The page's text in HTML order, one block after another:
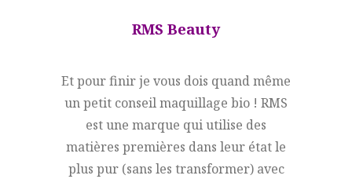
RMS Beauty
Et pour finir je vous dois quand même
un petit conseil maquillage bio ! RMS
est une marque qui utilise des
matières premières dans leur état le
plus pur (sans les transformer) avec